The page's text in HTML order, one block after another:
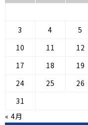
3
4 5
10
11 12
17
18 19
24
25 26
31
« 4月